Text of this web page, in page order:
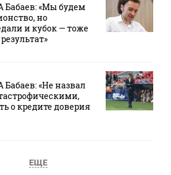
Бабаев: «Мы будем
но
и кубок — тоже
«Не назвал
о кредите доверия
ЕЩЕ